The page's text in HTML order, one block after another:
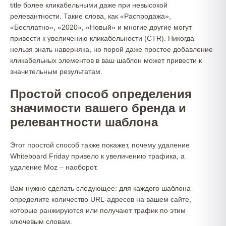
title более кликабельными даже при невысокой
релевантности. Такие слова, как «Распродажа»,
«Бесплатно», «2020», «Новый» и многие другие могут
привести к увеличению кликабельности (CTR). Никогда
нельзя знать наверняка, но порой даже простое добавление
кликабельных элементов в ваш шаблон может привести к
значительным результатам.
Простой способ определения
значимости вашего бренда и
релевантности шаблона
Этот простой способ также покажет, почему удаление
Whiteboard Friday привело к увеличению трафика, а
удаление Moz – наоборот.
Вам нужно сделать следующее: для каждого шаблона
определите количество URL-адресов на вашем сайте,
которые ранжируются или получают трафик по этим
ключевым словам.